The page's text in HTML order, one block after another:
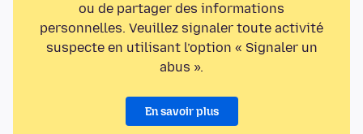
ou de partager des informations
personnelles. Veuillez signaler toute activité
suspecte en utilisant l’option « Signaler un
abus ».
En savoir plus